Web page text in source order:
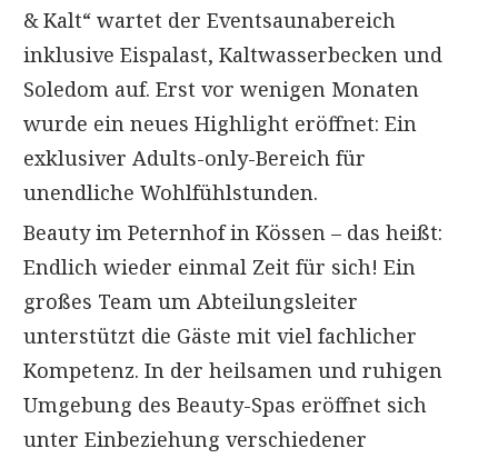
& Kalt“ wartet der Eventsaunabereich
inklusive Eispalast, Kaltwasserbecken und
Soledom auf. Erst vor wenigen Monaten
wurde ein neues Highlight eröffnet: Ein
exklusiver Adults-only-Bereich für
unendliche Wohlfühlstunden.
Beauty im Peternhof in Kössen – das heißt:
Endlich wieder einmal Zeit für sich! Ein
großes Team um Abteilungsleiter
unterstützt die Gäste mit viel fachlicher
Kompetenz. In der heilsamen und ruhigen
Umgebung des Beauty-Spas eröffnet sich
unter Einbeziehung verschiedener